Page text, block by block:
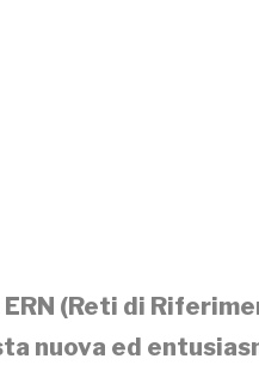
(Reti di
nuova ed